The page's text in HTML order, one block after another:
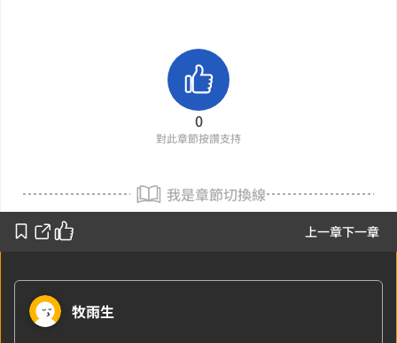
上一章下一章
0
對此章節按讚支持
我是章節切換線
牧雨生